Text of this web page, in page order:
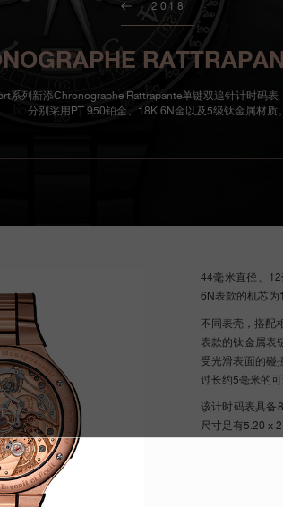
2018
系列新添Chronographe Rattrapante单键双追针计时码表
分别采用PT 950铂金、18K 6N金以及5级钛金属材质。
44毫米直径、
6N表款的机芯为
不同表壳，搭配
表款的钛金属表
受光滑表面的碰
过长约5毫米的
该计时码表具备
尺寸足有5.20 x